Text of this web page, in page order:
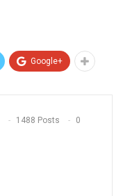
Google+
1488 Posts 0